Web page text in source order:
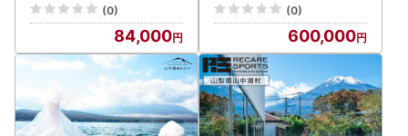
(0)
84,000
(0)
600,000